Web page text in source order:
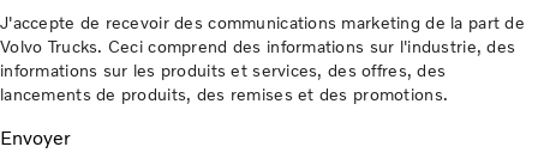
J'accepte de recevoir des communications marketing de la part de
Volvo Trucks. Ceci comprend des informations sur l'industrie, des
informations sur les produits et services, des offres, des
lancements de produits, des remises et des promotions.
Envoyer